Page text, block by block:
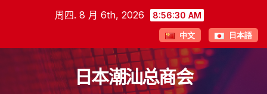
周四. 8 月 6th, 2026 8:56:32 AM
中文 日本語
日本潮汕总商会